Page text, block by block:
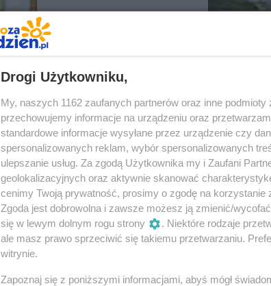
Drogi Użytkowniku,
My, naszych 1162 zaufanych partnerów oraz inne
przechowujemy informacje na urządzeniu oraz
standardowe informacje wysyłane przez urządzenie czy
spersonalizowanych reklam, wybór spersonalizowanych
ulepszanie usług. Za zgodą Użytkownika my i Zaufani
geolokalizacyjnych oraz aktywnie skanować
cenimy Twoją prywatność, prosimy o zgodę na korzystanie
Zgoda jest dobrowolna i zawsze możesz ją zmienić/
się w lewym dolnym rogu strony
. Niektóre rodzaje
ale masz prawo sprzeciwić się takiemu przetwarzaniu.
witrynie.
Zapoznaj się z poniższymi informacjami, abyś mógł